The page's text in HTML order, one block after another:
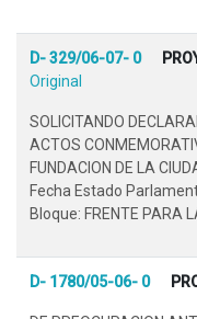
D- 329/06-07- 0
Original
SOLICITANDO
ACTOS
FUNDACION DE LA
Fecha Estado
Bloque: FRENTE PARA
D- 1780/05-06- 0